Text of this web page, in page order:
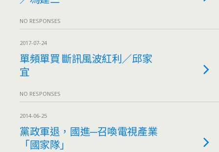
NO RESPONSES
2017-07-24
單頻單買 斷訊風波紅利／邱家
宜
NO RESPONSES
2014-06-25
黨政軍退，國進─召喚電視產業
「國家隊」